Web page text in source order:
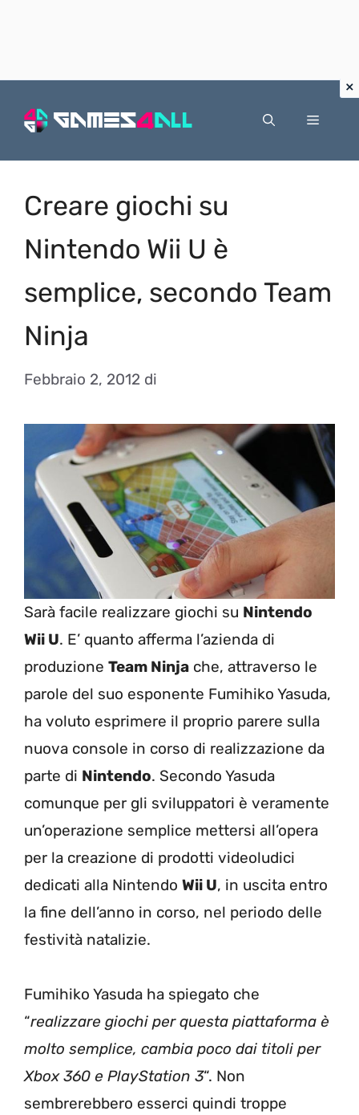
Menu
Creare giochi su
Nintendo Wii U è
semplice, secondo Team
Ninja
Febbraio 2, 2012 di
Sarà facile realizzare giochi su Nintendo
Wii U. E’ quanto afferma l’azienda di
produzione Team Ninja che, attraverso le
parole del suo esponente Fumihiko Yasuda,
ha voluto esprimere il proprio parere sulla
nuova console in corso di realizzazione da
parte di Nintendo. Secondo Yasuda
comunque per gli sviluppatori è veramente
un’operazione semplice mettersi all’opera
per la creazione di prodotti videoludici
dedicati alla Nintendo Wii U, in uscita entro
la fine dell’anno in corso, nel periodo delle
festività natalizie.
Fumihiko Yasuda ha spiegato che
“realizzare giochi per questa piattaforma è
molto semplice, cambia poco dai titoli per
Xbox 360 e PlayStation 3“. Non
sembrerebbero esserci quindi troppe